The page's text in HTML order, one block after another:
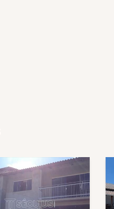
Facebook Twitter